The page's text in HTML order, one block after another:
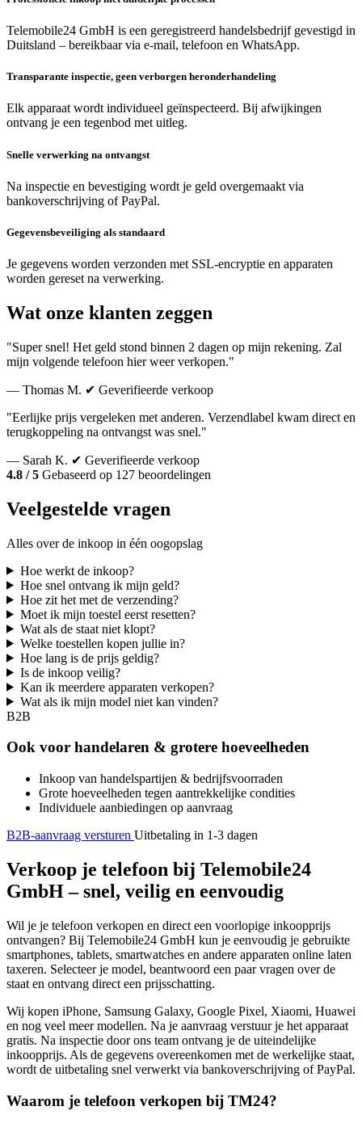
Telemobile24 GmbH is een geregistreerd handelsbedrijf gevestigd in
Duitsland – bereikbaar via e-mail, telefoon en WhatsApp.
Transparante inspectie, geen verborgen heronderhandeling
Elk apparaat wordt individueel geïnspecteerd. Bij afwijkingen
ontvang je een tegenbod met uitleg.
Snelle verwerking na ontvangst
Na inspectie en bevestiging wordt je geld overgemaakt via
bankoverschrijving of PayPal.
Gegevensbeveiliging als standaard
Je gegevens worden verzonden met SSL-encryptie en apparaten
worden gereset na verwerking.
Wat onze klanten zeggen
"Super snel! Het geld stond binnen 2 dagen op mijn rekening. Zal
mijn volgende telefoon hier weer verkopen."
— Thomas M. ✔ Geverifieerde verkoop
"Eerlijke prijs vergeleken met anderen. Verzendlabel kwam direct en
terugkoppeling na ontvangst was snel."
— Sarah K. ✔ Geverifieerde verkoop
4.8 / 5 Gebaseerd op 127 beoordelingen
Veelgestelde vragen
Alles over de inkoop in één oogopslag
Hoe werkt de inkoop?
Hoe snel ontvang ik mijn geld?
Hoe zit het met de verzending?
Moet ik mijn toestel eerst resetten?
Wat als de staat niet klopt?
Welke toestellen kopen jullie in?
Hoe lang is de prijs geldig?
Is de inkoop veilig?
Kan ik meerdere apparaten verkopen?
Wat als ik mijn model niet kan vinden?
B2B
Ook voor handelaren & grotere hoeveelheden
Inkoop van handelspartijen & bedrijfsvoorraden
Grote hoeveelheden tegen aantrekkelijke condities
Individuele aanbiedingen op aanvraag
B2B-aanvraag versturen Uitbetaling in 1-3 dagen
Verkoop je telefoon bij Telemobile24
GmbH – snel, veilig en eenvoudig
Wil je je telefoon verkopen en direct een voorlopige inkoopprijs
ontvangen? Bij Telemobile24 GmbH kun je eenvoudig je gebruikte
smartphones, tablets, smartwatches en andere apparaten online laten
taxeren. Selecteer je model, beantwoord een paar vragen over de
staat en ontvang direct een prijsschatting.
Wij kopen iPhone, Samsung Galaxy, Google Pixel, Xiaomi, Huawei
en nog veel meer modellen. Na je aanvraag verstuur je het apparaat
gratis. Na inspectie door ons team ontvang je de uiteindelijke
inkoopprijs. Als de gegevens overeenkomen met de werkelijke staat,
wordt de uitbetaling snel verwerkt via bankoverschrijving of PayPal.
Waarom je telefoon verkopen bij TM24?